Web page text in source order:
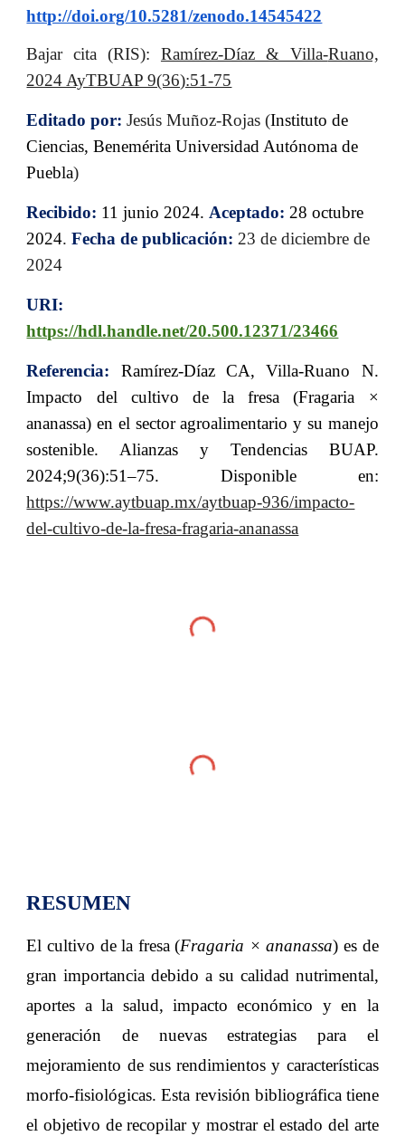
http://doi.org/10.5281/zenodo.14545422
Bajar cita (RIS): Ramírez-Díaz & Villa-Ruano,
2024 AyTBUAP 9(36):51-75
Editado por: Jesús Muñoz-Rojas (Instituto de
Ciencias, Benemérita Universidad Autónoma de
Puebla)
Recibido: 11 junio 2024. Aceptado: 28 octubre
2024.Fecha de publicación: 23 de diciembre de
2024
URI:
https://hdl.handle.net/20.500.12371/23466
Referencia: Ramírez-Díaz CA, Villa-Ruano N.
Impacto del cultivo de la fresa (Fragaria ×
ananassa) en el sector agroalimentario y su manejo
sostenible. Alianzas y Tendencias BUAP.
2024;9(36):51–75. Disponible en:
https://www.aytbuap.mx/aytbuap-936/impacto-
del-cultivo-de-la-fresa-fragaria-ananassa
RESUMEN
El cultivo de la fresa (Fragaria × ananassa) es de
gran importancia debido a su calidad nutrimental,
aportes a la salud, impacto económico y en la
generación de nuevas estrategias para el
mejoramiento de sus rendimientos y características
morfo-fisiológicas. Esta revisión bibliográfica tiene
el objetivo de recopilar y mostrar el estado del arte